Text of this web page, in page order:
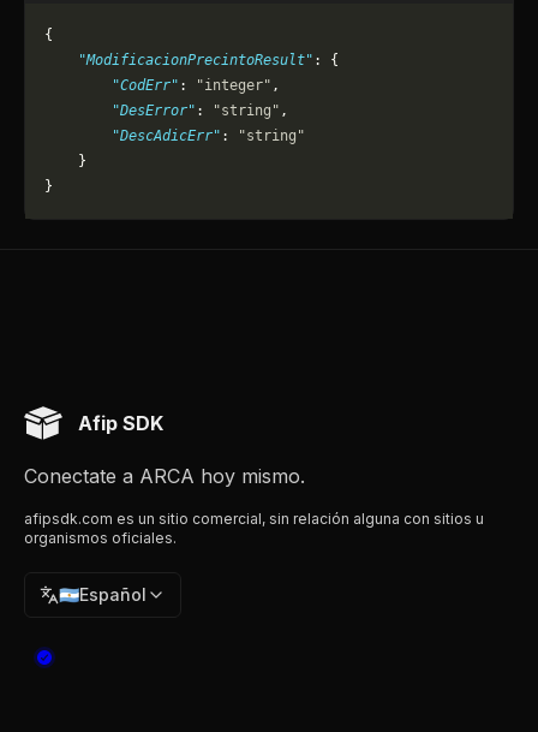
{
    "ModificacionPrecintoResult"
: {
        "CodErr"
: "integer" ,
        "DesError"
: "string" ,
        "DescAdicErr"
:
"string"
    }
}
Afip SDK
Conectate a ARCA hoy mismo.
afipsdk.com es un sitio comercial, sin relación alguna con sitios u
organismos oficiales.
🇦🇷Español